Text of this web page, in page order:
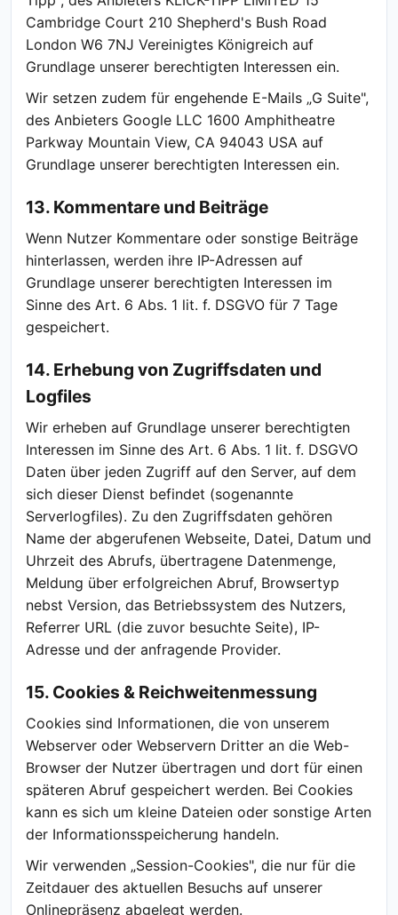
Cambridge Court 210 Shepherd's Bush Road
London W6 7NJ Vereinigtes Königreich auf
Grundlage unserer berechtigten Interessen ein.
Wir setzen zudem für engehende E-Mails „G Suite",
des Anbieters Google LLC 1600 Amphitheatre
Parkway Mountain View, CA 94043 USA auf
Grundlage unserer berechtigten Interessen ein.
13. Kommentare und Beiträge
Wenn Nutzer Kommentare oder sonstige Beiträge
hinterlassen, werden ihre IP-Adressen auf
Grundlage unserer berechtigten Interessen im
Sinne des Art. 6 Abs. 1 lit. f. DSGVO für 7 Tage
gespeichert.
14. Erhebung von Zugriffsdaten und
Logfiles
Wir erheben auf Grundlage unserer berechtigten
Interessen im Sinne des Art. 6 Abs. 1 lit. f. DSGVO
Daten über jeden Zugriff auf den Server, auf dem
sich dieser Dienst befindet (sogenannte
Serverlogfiles). Zu den Zugriffsdaten gehören
Name der abgerufenen Webseite, Datei, Datum und
Uhrzeit des Abrufs, übertragene Datenmenge,
Meldung über erfolgreichen Abruf, Browsertyp
nebst Version, das Betriebssystem des Nutzers,
Referrer URL (die zuvor besuchte Seite), IP-
Adresse und der anfragende Provider.
15. Cookies & Reichweitenmessung
Cookies sind Informationen, die von unserem
Webserver oder Webservern Dritter an die Web-
Browser der Nutzer übertragen und dort für einen
späteren Abruf gespeichert werden. Bei Cookies
kann es sich um kleine Dateien oder sonstige Arten
der Informationsspeicherung handeln.
Wir verwenden „Session-Cookies", die nur für die
Zeitdauer des aktuellen Besuchs auf unserer
Onlinepräsenz abgelegt werden.